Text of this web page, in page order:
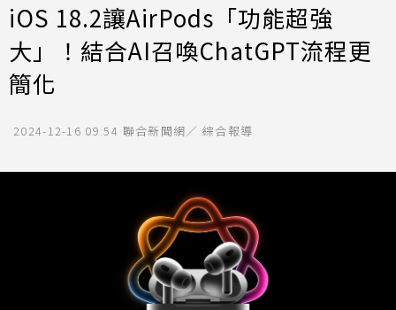
iOS 18.2讓AirPods「功能超強
大」！結合AI召喚ChatGPT流程更
簡化
2024-12-16 09:54 聯合新聞網／ 綜合報導